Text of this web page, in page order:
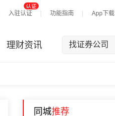
入驻认证 功能指南 App下载
理财资讯 找证券公司
同城推荐